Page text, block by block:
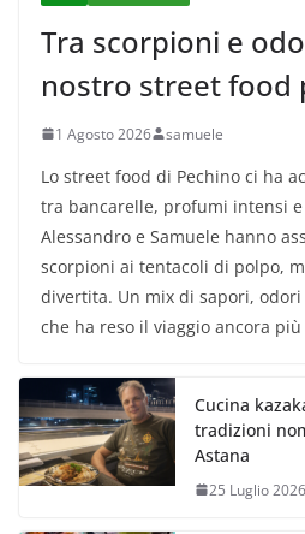
Tra scorpioni e
nostro street food
1 Agosto 2026 samuele
Lo street food di Pechino ci ha
tra bancarelle, profumi intensi
Alessandro e Samuele hanno
scorpioni ai tentacoli di polpo,
divertita. Un mix di sapori,
che ha reso il viaggio ancora
Cucina
tradizioni
Astana
25 Luglio 2026